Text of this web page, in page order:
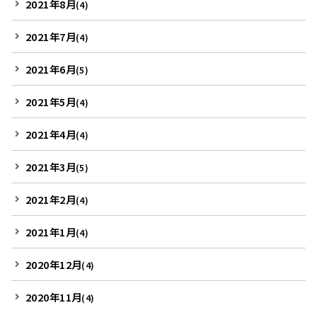
2021年8月(4)
2021年7月(4)
2021年6月(5)
2021年5月(4)
2021年4月(4)
2021年3月(5)
2021年2月(4)
2021年1月(4)
2020年12月(4)
2020年11月(4)